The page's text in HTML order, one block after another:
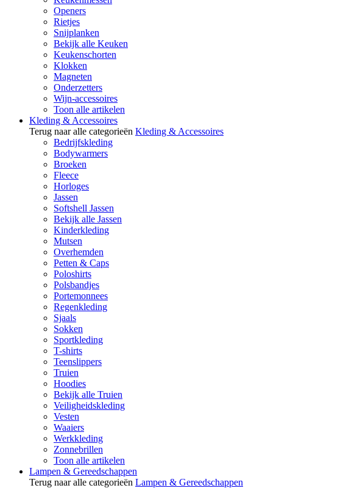
Openers
Rietjes
Snijplanken
Bekijk alle Keuken
Keukenschorten
Klokken
Magneten
Onderzetters
Wijn-accessoires
Toon alle artikelen
Kleding & Accessoires
Terug naar alle categorieën Kleding & Accessoires
Bedrijfskleding
Bodywarmers
Broeken
Fleece
Horloges
Jassen
Softshell Jassen
Bekijk alle Jassen
Kinderkleding
Mutsen
Overhemden
Petten & Caps
Poloshirts
Polsbandjes
Portemonnees
Regenkleding
Sjaals
Sokken
Sportkleding
T-shirts
Teenslippers
Truien
Hoodies
Bekijk alle Truien
Veiligheidskleding
Vesten
Waaiers
Werkkleding
Zonnebrillen
Toon alle artikelen
Lampen & Gereedschappen
Terug naar alle categorieën Lampen & Gereedschappen